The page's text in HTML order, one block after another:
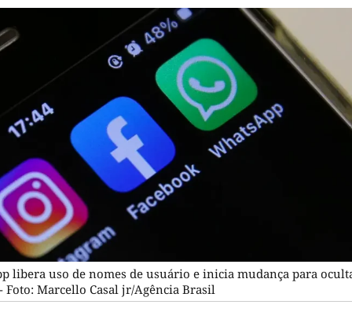
libera uso de nomes de usuário e inicia mudança para
Foto: Marcello Casal jr/Agência Brasil